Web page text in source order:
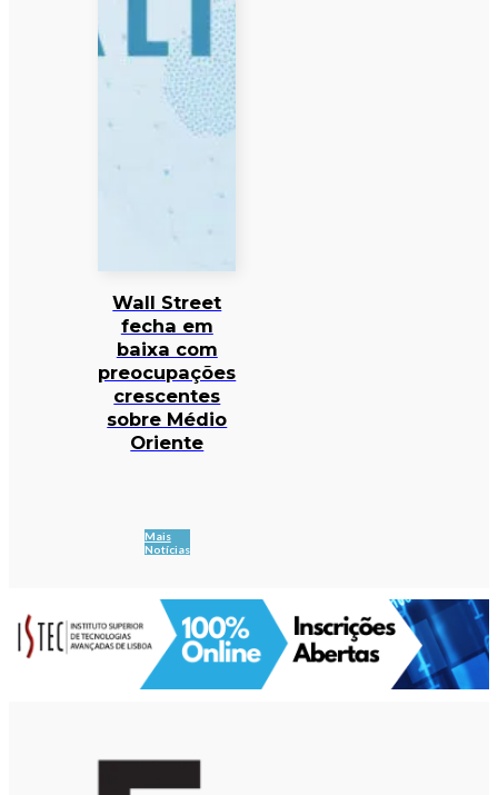
Wall Street
fecha em
baixa com
preocupações
crescentes
sobre Médio
Oriente
Mais
Notícias